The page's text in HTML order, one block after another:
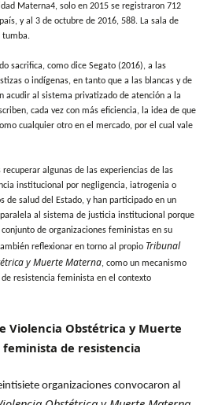
Materna4, solo en 2015 se registraron 712
y al 3 de octubre de 2016, 588. La sala de
tumba.
sacrifica, como dice Segato (2016), a las
o indígenas, en tanto que a las blancas y de
acudir al sistema privatizado de atención a la
cada vez con más eficiencia, la idea de que
cualquier otro en el mercado, por el cual vale
algunas de las experiencias de las
institucional por negligencia, iatrogenia o
de salud del Estado, y han participado en un
al sistema de justicia institucional porque
de organizaciones feministas en su
reflexionar en torno al propio Tribunal
y Muerte Materna, como un mecanismo
resistencia feminista en el contexto
Violencia Obstétrica y Muerte
de resistencia
organizaciones convocaron al